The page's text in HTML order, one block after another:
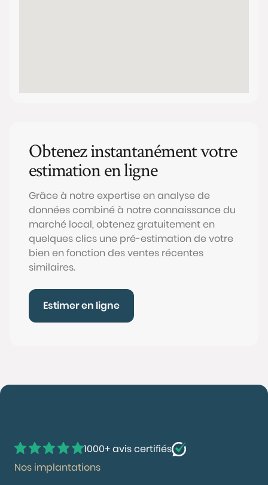
Obtenez instantanément votre
estimation en ligne
Grâce à notre expertise en analyse de
données combiné à notre connaissance du
marché local, obtenez gratuitement en
quelques clics une pré-estimation de votre
bien en fonction des ventes récentes
similaires.
Estimer en ligne
1000+ avis certifiés
Nos implantations